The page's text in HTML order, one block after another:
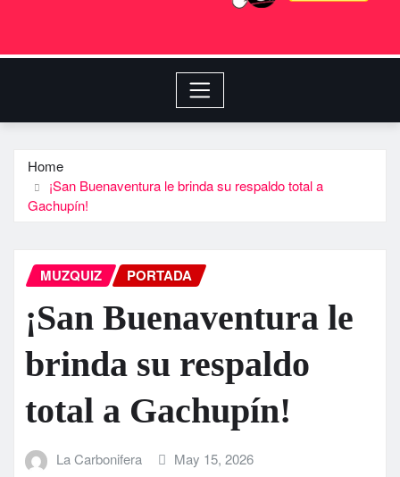
Home
¡San Buenaventura le brinda su respaldo total a
Gachupín!
MUZQUIZ PORTADA
¡San Buenaventura le
brinda su respaldo
total a Gachupín!
La Carbonifera May 15, 2026